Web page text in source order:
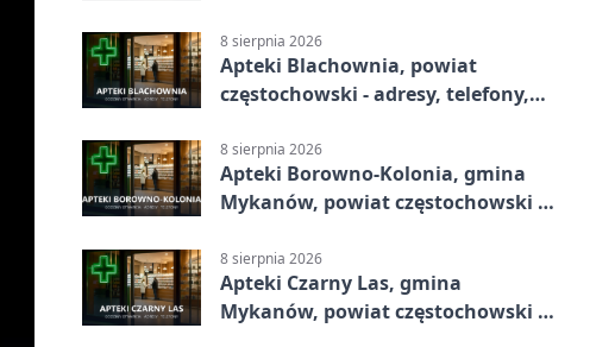
8 sierpnia 2026
Apteki Blachownia, powiat
częstochowski - adresy, telefony,
8 sierpnia 2026
Apteki Borowno-Kolonia, gmina
Mykanów, powiat częstochowski -
8 sierpnia 2026
Apteki Czarny Las, gmina
Mykanów, powiat częstochowski -